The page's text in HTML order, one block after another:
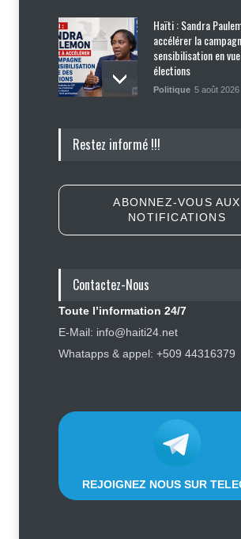
Haïti : Sandra
accélérer la
sensibilisation en
élections
Politique 5 août 2026
gouvernement
Symbole d’échec
Haïti : les plaintes
Airways se
Restez informé !!!
ABONNEZ-VOUS AUX
NOTIFICATIONS
Contactez-Nous
Toute l’information 24/7
E-Mail: info@haiti24.net
Whatapps & appel: +509 44316379
REJOIGNEZ NOUS SUR